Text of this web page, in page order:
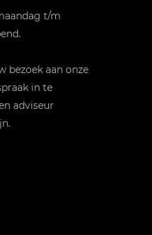
t/m
bezoek aan onze
in te
adviseur